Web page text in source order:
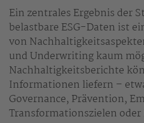
Ein zentrales Ergebnis der
belastbare ESG-Daten ist
von
und Underwriting kaum
Nachhaltigkeitsberichte
Informationen liefern –
Governance, Prävention,
Transformationszielen